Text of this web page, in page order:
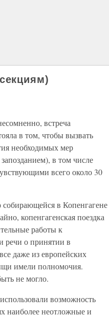
встреча
в том, чтобы вызвать
необходимых мер
в том числе
всего около 30
в Копенгагене
копенгагенская поездка
работы к
речи о принятии в
даже из европейских
имели полномочия.
не могло.
возможность
наиболее неотложные и